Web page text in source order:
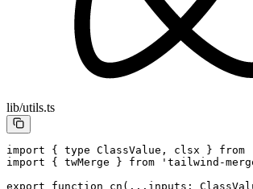
lib/utils.ts
import { type ClassValue, clsx } from
import { twMerge } from 'tailwind-
export function cn ( ... inputs :